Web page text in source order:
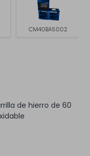
CM40BA5002
de hierro de 60